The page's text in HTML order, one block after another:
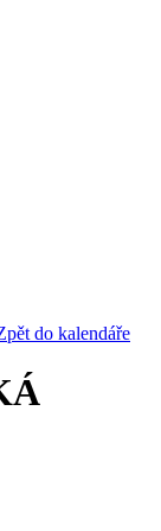
do kalendáře